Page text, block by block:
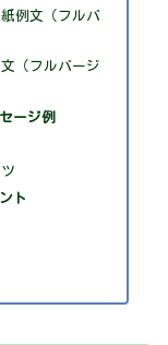
例文（フルバ
（フルバージ
ージ例
ト